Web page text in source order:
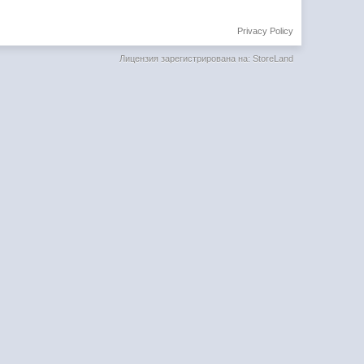
Privacy Policy
Лицензия зарегистрирована на: StoreLand